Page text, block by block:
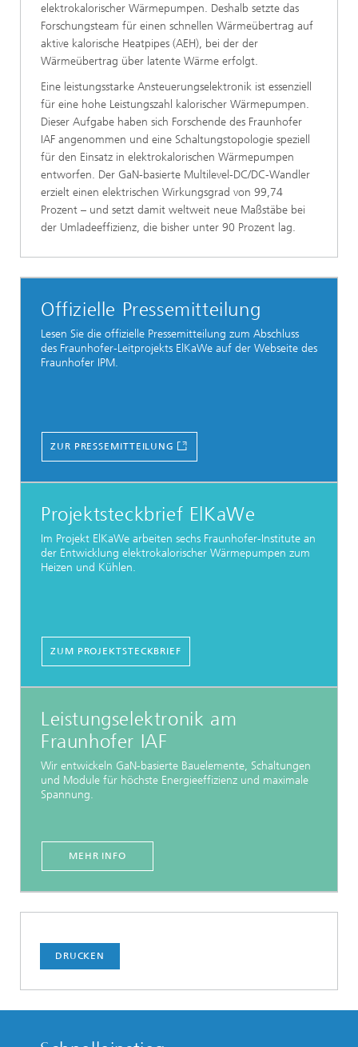
elektrokalorischer Wärmepumpen. Deshalb setzte das
Forschungsteam für einen schnellen Wärmeübertrag auf
aktive kalorische Heatpipes (AEH), bei der der
Wärmeübertrag über latente Wärme erfolgt.
Eine leistungsstarke Ansteuerungselektronik ist essenziell
für eine hohe Leistungszahl kalorischer Wärmepumpen.
Dieser Aufgabe haben sich Forschende des Fraunhofer
IAF angenommen und eine Schaltungstopologie speziell
für den Einsatz in elektrokalorischen Wärmepumpen
entworfen. Der GaN-basierte Multilevel-DC/DC-Wandler
erzielt einen elektrischen Wirkungsgrad von 99,74
Prozent – und setzt damit weltweit neue Maßstäbe bei
der Umladeeffizienz, die bisher unter 90 Prozent lag.
Offizielle Pressemitteilung
Lesen Sie die offizielle Pressemitteilung zum Abschluss
des Fraunhofer-Leitprojekts ElKaWe auf der Webseite des
Fraunhofer IPM.
ZUR PRESSEMITTEILUNG
Projektsteckbrief ElKaWe
Im Projekt ElKaWe arbeiten sechs Fraunhofer-Institute an
der Entwicklung elektrokalorischer Wärmepumpen zum
Heizen und Kühlen.
ZUM PROJEKTSTECKBRIEF
Leistungselektronik am
Fraunhofer IAF
Wir entwickeln GaN-basierte Bauelemente, Schaltungen
und Module für höchste Energieeffizienz und maximale
Spannung.
MEHR INFO
DRUCKEN